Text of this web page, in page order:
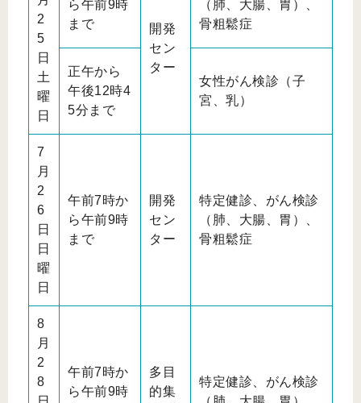
2
5
日
土
曜
日
ら午前9時
まで
開発
セン
ター
（肺、大腸、胃）、
骨粗鬆症
正午から
午後12時4
5分まで
女性がん検診（子
宮、乳）
7
月
2
6
日
日
曜
日
午前7時か
ら午前9時
まで
開発
セン
ター
特定健診、がん検診
（肺、大腸、胃）、
骨粗鬆症
8
月
2
8
午前7時か
ら午前9時
多目
的集
特定健診、がん検診